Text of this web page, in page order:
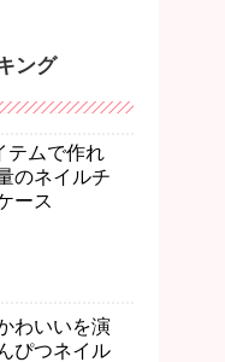
ング
テムで作れ
のネイルチ
ース
わいいを演
ぴつネイル